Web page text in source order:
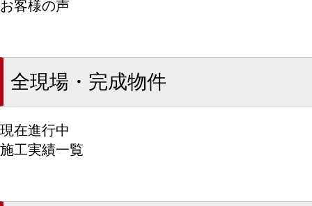
お客様の声
全現場・完成物件
現在進行中
施工実績一覧